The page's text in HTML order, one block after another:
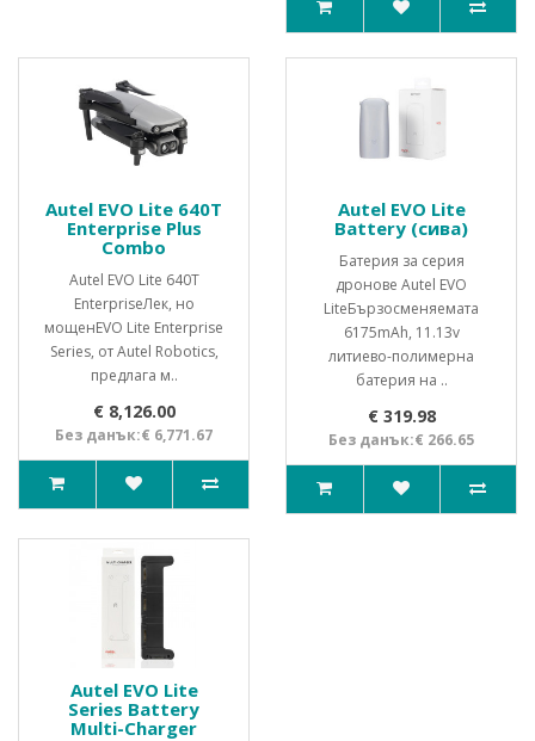
Autel EVO Lite 640T
Enterprise Plus
Combo
Autel EVO Lite 640T
EnterpriseЛек, но
мощенEVO Lite Enterprise
Series, от Autel Robotics,
предлага м..
€ 8,126.00
Без данък:€ 6,771.67
Autel EVO Lite
Battery (сива)
Батерия за серия
дронове Autel EVO
LiteБързосменяемата
6175mAh, 11.13v
литиево-полимерна
батерия на ..
€ 319.98
Без данък:€ 266.65
Autel EVO Lite
Series Battery
Multi-Charger